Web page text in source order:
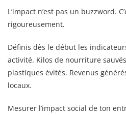
L’impact n’est pas un buzzword.
rigoureusement.
Définis dès le début les
activité. Kilos de nourriture
plastiques évités. Revenus
locaux.
Mesurer l’impact social de ton